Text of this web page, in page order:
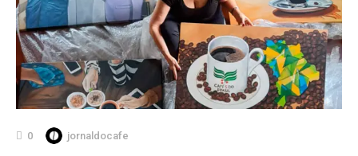
0 jornaldocafe